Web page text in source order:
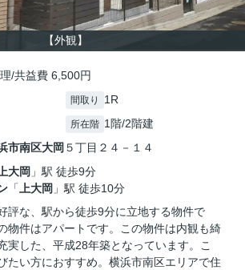
【外観】
/共益費 6,500円
間取り 1R
所在階 1階/2階建
市南区大岡 ５丁目２４－１４
上大岡 」駅 徒歩9分
「 上大岡 」駅 徒歩10分
評な、駅から徒歩9分に立地する物件で
物件はアパートです。この物件は内観も綺
実した、平成28年築となっています。こ
たい方におすすめ。横浜市南区エリアで住